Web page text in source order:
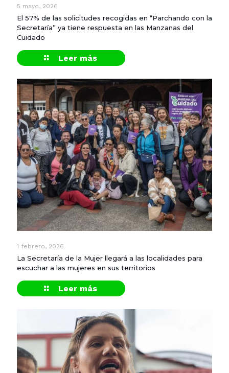
5 mayo, 2026
El 57% de las solicitudes recogidas en “Parchando con la
Secretaría” ya tiene respuesta en las Manzanas del
Cuidado
Leer más
1 febrero, 2026
La Secretaría de la Mujer llegará a las localidades para
escuchar a las mujeres en sus territorios
Leer más